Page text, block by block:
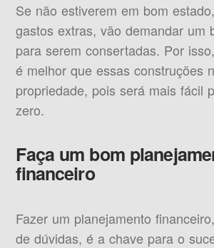
Se não estiverem em bom
gastos extras, vão demandar um
para serem consertadas. Por
é melhor que essas construções
propriedade, pois será mais fácil
zero.
Faça um bom
financeiro
Fazer um planejamento
de dúvidas, é a chave para o